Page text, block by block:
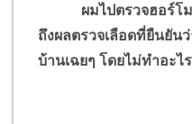
ผมไปตรวจฮอร์โมนค
ถึงผลตรวจเลือดที่ยืนยัน
บ้านเฉยๆ โดยไม่ทำอะไ